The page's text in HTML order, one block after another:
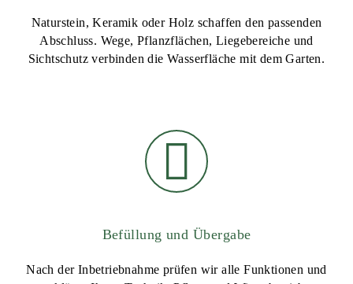
Naturstein, Keramik oder Holz schaffen den passenden
Abschluss. Wege, Pflanzflächen, Liegebereiche und
Sichtschutz verbinden die Wasserfläche mit dem Garten.
Befüllung und Übergabe
Nach der Inbetriebnahme prüfen wir alle Funktionen und